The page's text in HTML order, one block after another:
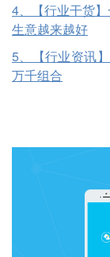
4、【行业干货
生意越来越好
5、【行业资讯
万千组合